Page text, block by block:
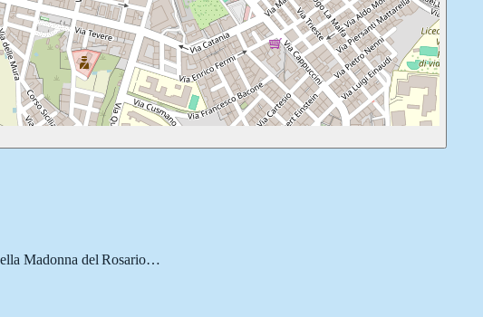
Madonna del Rosario…